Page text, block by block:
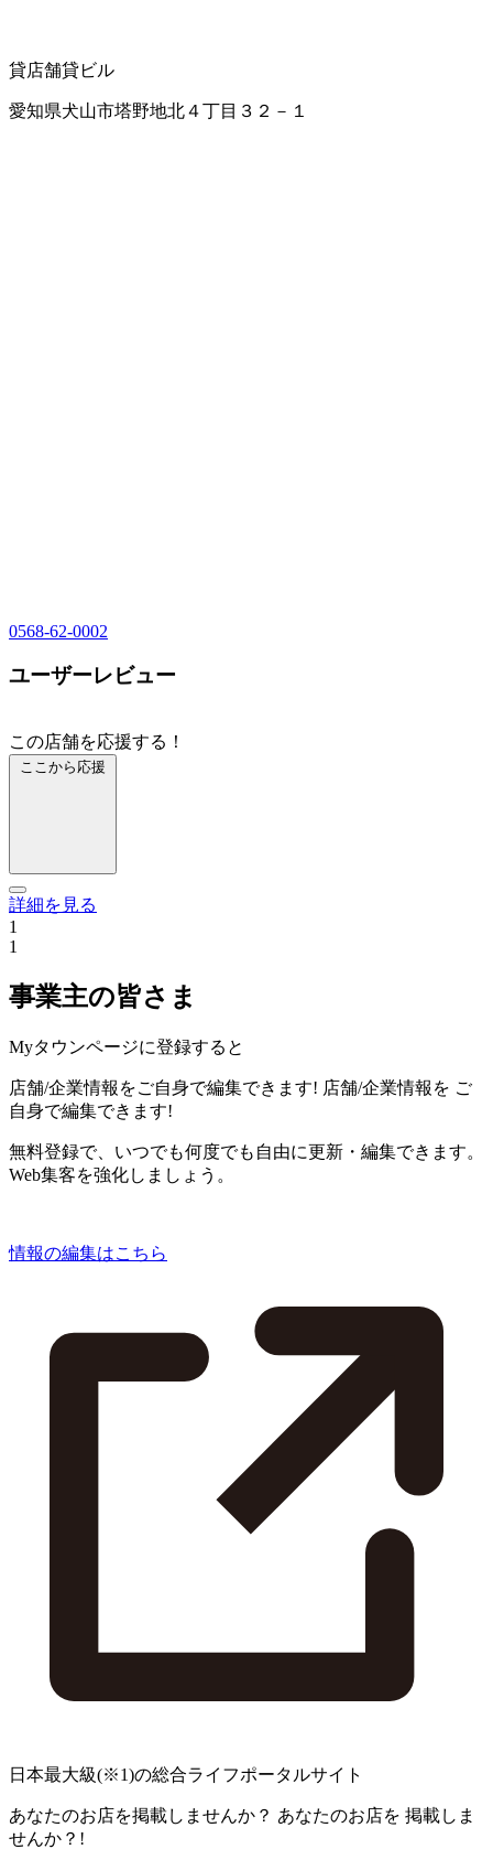
貸店舗貸ビル
愛知県犬山市塔野地北４丁目３２－１
0568-62-0002
ユーザーレビュー
この店舗を応援する！
ここから応援
詳細を見る
1
1
事業主の皆さま
Myタウンページに登録すると
店舗/企業情報をご自身で編集できます! 店舗/企業情報を ご
自身で編集できます!
無料登録で、いつでも何度でも自由に更新・編集できます。
Web集客を強化しましょう。
情報の編集はこちら
日本最大級(※1)の総合ライフポータルサイト
あなたのお店を掲載しませんか？ あなたのお店を 掲載しま
せんか？!